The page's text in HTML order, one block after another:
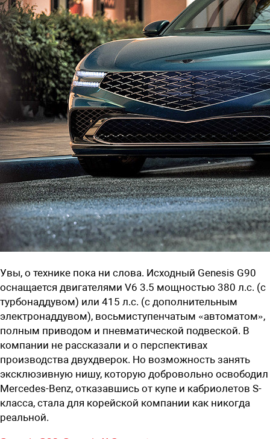
Увы, о технике пока ни слова. Исходный Genesis G90
оснащается двигателями V6 3.5 мощностью 380 л.с. (с
турбонаддувом) или 415 л.с. (с дополнительным
электронаддувом), восьмиступенчатым «автоматом»,
полным приводом и пневматической подвеской. В
компании не рассказали и о перспективах
производства двухдверок. Но возможность занять
эксклюзивную нишу, которую добровольно освободил
Mercedes-Benz, отказавшись от купе и кабриолетов S-
класса, стала для корейской компании как никогда
реальной.